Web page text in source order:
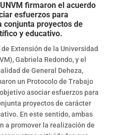
firmaron el acuerdo
esfuerzos para
conjunta proyectos de
y educativo.
Extensión de la Universidad
Gabriela Redondo, y el
de General Deheza,
un Protocolo de Trabajo
asociar esfuerzos para
proyectos de carácter
En este sentido, ambas
a promover la realización de